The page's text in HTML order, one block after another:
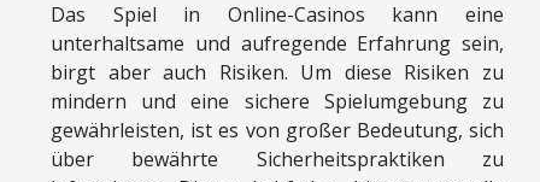
Das Spiel in Online-Casinos kann eine
unterhaltsame und aufregende Erfahrung sein,
birgt aber auch Risiken. Um diese Risiken zu
mindern und eine sichere Spielumgebung zu
gewährleisten, ist es von großer Bedeutung, sich
über bewährte Sicherheitspraktiken zu